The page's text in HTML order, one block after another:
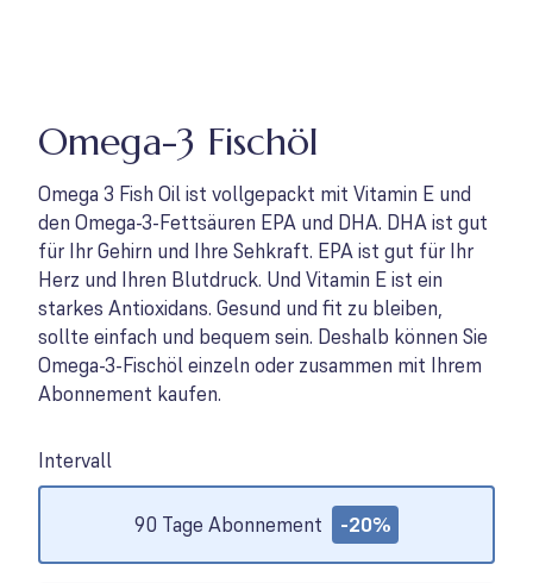
Omega-3 Fischöl
Omega 3 Fish Oil ist vollgepackt mit Vitamin E und
den Omega-3-Fettsäuren EPA und DHA. DHA ist gut
für Ihr Gehirn und Ihre Sehkraft. EPA ist gut für Ihr
Herz und Ihren Blutdruck. Und Vitamin E ist ein
starkes Antioxidans. Gesund und fit zu bleiben,
sollte einfach und bequem sein. Deshalb können Sie
Omega-3-Fischöl einzeln oder zusammen mit Ihrem
Abonnement kaufen.
Intervall
Options
90 Tage Abonnement -20%